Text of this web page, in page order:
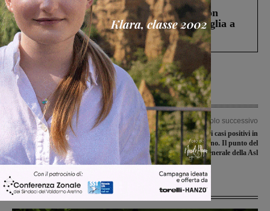
Scomparso da una struttura di Castiglion
Fiorentino l’uomo che aveva ucciso la figlia a
Levane nel 2020
Articolo precedente
Coronavirus, la precisazione della
cooperativa “Giovani Valdarno” sul
contagio della RSA Fabbri Bicoli
Articolo successivo
Covid-19, 17 nuovi casi positivi in
Valdarno aretino. Il punto del
direttore generale della Asl
Ultime Notizie